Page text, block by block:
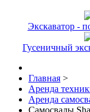
Экскаватор -
Гусеничный
Главная >
Аренда
Аренда
Самосвалы